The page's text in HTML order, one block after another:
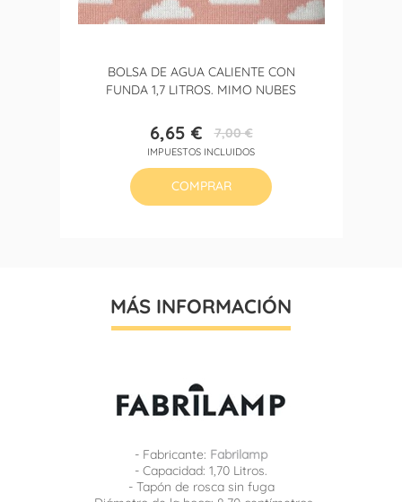
BOLSA DE AGUA CALIENTE CON
FUNDA 1,7 LITROS. MIMO NUBES
Precio
6,65 €Precio
base
7,00 €
IMPUESTOS INCLUIDOS
COMPRAR
MÁS INFORMACIÓN
- Fabricante: Fabrilamp
- Capacidad: 1,70 Litros.
- Tapón de rosca sin fuga